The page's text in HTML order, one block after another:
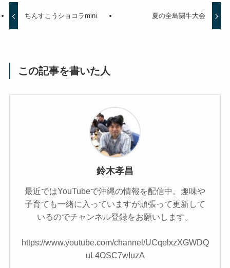
ちんすこうショコラmini 夏の全島闘牛大会
この記事を書いた人
鈴木孝昌
最近ではYouTubeで沖縄の情報を配信中。趣味や
子育ても一緒に入っていますが頑張って更新して
いるのでチャンネル登録をお願いします。
https://www.youtube.com/channel/UCqelxzXGWDQ
uL4OSC7wIuzA